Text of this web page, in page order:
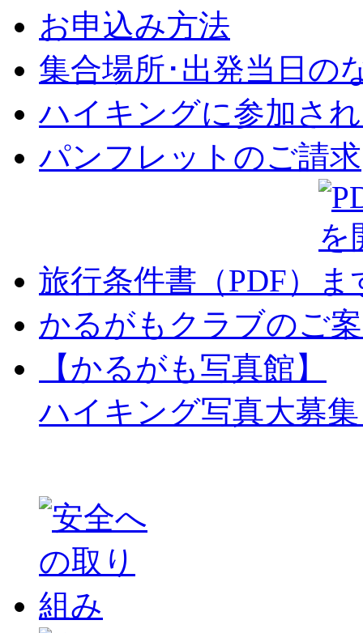
お申込み方法
集合場所･出発当日の
ハイキングに参加さ
パンフレットのご請求
旅行条件書（PDF）
かるがもクラブのご
【かるがも写真館】
ハイキング写真大募